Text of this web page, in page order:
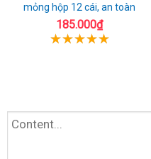
mỏng hộp 12 cái, an toàn
185.000₫